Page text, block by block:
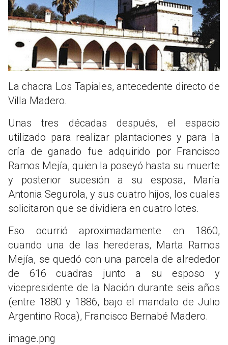
La chacra Los Tapiales, antecedente directo de
Villa Madero.
Unas tres décadas después, el espacio
utilizado para realizar plantaciones y para la
cría de ganado fue adquirido por Francisco
Ramos Mejía, quien la poseyó hasta su muerte
y posterior sucesión a su esposa, María
Antonia Segurola, y sus cuatro hijos, los cuales
solicitaron que se dividiera en cuatro lotes.
Eso ocurrió aproximadamente en 1860,
cuando una de las herederas, Marta Ramos
Mejía, se quedó con una parcela de alrededor
de 616 cuadras junto a su esposo y
vicepresidente de la Nación durante seis años
(entre 1880 y 1886, bajo el mandato de Julio
Argentino Roca), Francisco Bernabé Madero.
image.png